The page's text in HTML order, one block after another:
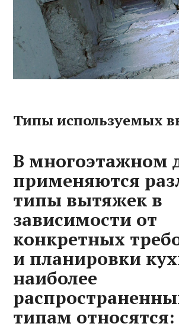
Типы используемых
В многоэтажном
применяются
типы вытяжек в
зависимости от
конкретных
и планировки
наиболее
типам относятся: